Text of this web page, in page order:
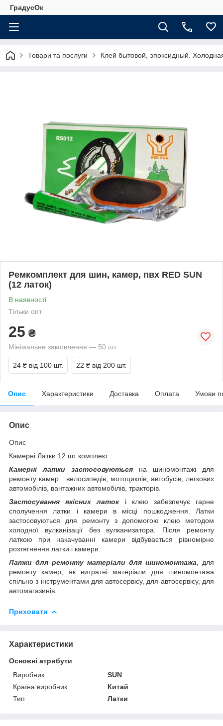
ГрадусОк
Товари та послуги Клей бытовой, эпоксидный.
Ремкомплект для шин, камер, пвх RED SUN
(12 латок)
В наявності
Тільки опт
25 ₴
Мінімальне замовлення — 50 шт.
24 ₴ від 100 шт. 22 ₴ від 200 шт.
Опис Характеристики Доставка Оплата Умови
Опис
Опис
Камерні Латки 12 шт комплект
Камерні латки застосовуються на шиномонтажі для
ремонту камер : велосипедів, мотоциклів, автобусів, легкових
автомобілів, вантажних автомобілів, тракторів.
Застосування якісних латокі клею забезпечує гарне
сполучення латки і камери в місці пошкодження. Латки
застосовуються для ремонту з допомогою клею методом
холодної вулканізації без вулканизатора. Після ремонту
латкою при накачуванні камери відбувається рівномірне
розтягнення латки і камери.
Латки для ремонту матеріали для шиномонтажа , для
ремонту камер, як витратні матеріали для шиномонтажа
спільно з інструментами для автосервісу, для автосервісу, для
автомагазинів.
Приховати
Характеристики
Основні атрибути
Виробник
SUN
Країна виробник
Китай
Тип
Латки